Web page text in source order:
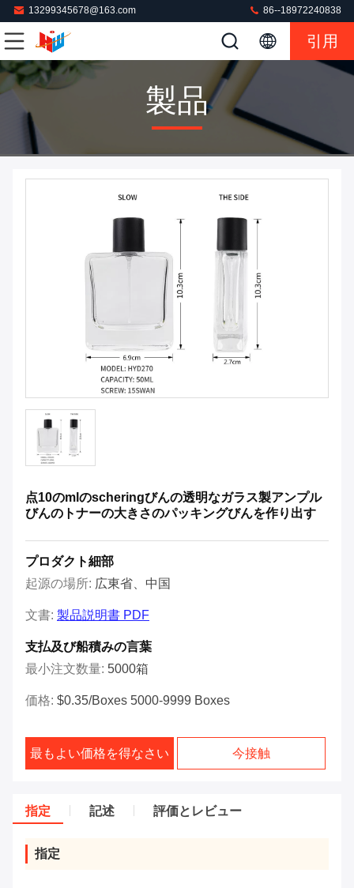
13299345678@163.com 86--18972240838
引用
製品
点10のmlのscheringびんの透明なガラス製アンプル
びんのトナーの大きさのパッキングびんを作り出す
プロダクト細部
起源の場所: 広東省、中国
文書: 製品説明書 PDF
支払及び船積みの言葉
最小注文数量: 5000箱
価格: $0.35/boxes 5000-9999 Boxes
最もよい価格を得なさい 今接触
指定 記述 評価とレビュー
指定